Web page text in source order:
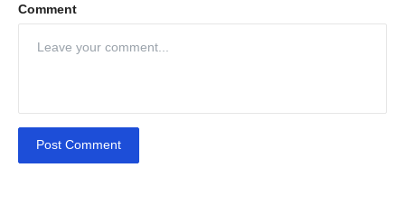
Comment
Post Comment